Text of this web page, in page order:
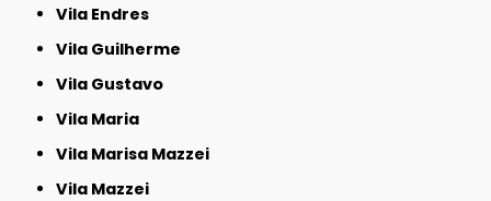
Vila Endres
Vila Guilherme
Vila Gustavo
Vila Maria
Vila Marisa Mazzei
Vila Mazzei